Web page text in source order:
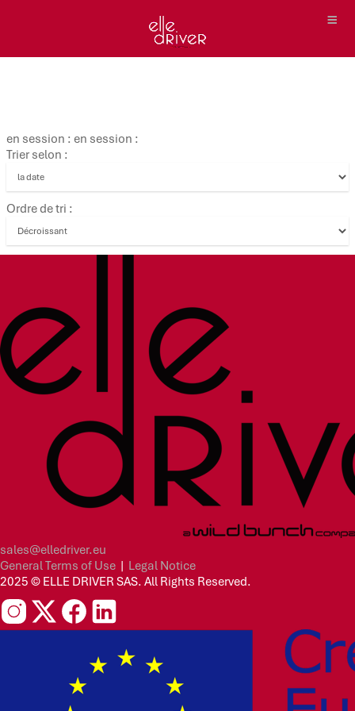
en session : en session :
Trier selon :
Ordre de tri :
sales@elledriver.eu
General Terms of Use | Legal Notice
2025 © ELLE DRIVER SAS. All Rights Reserved.